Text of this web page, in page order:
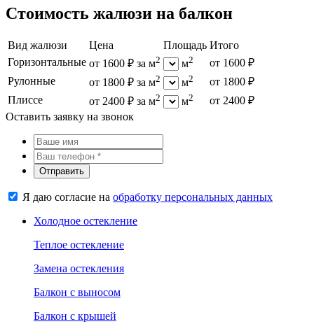
Стоимость жалюзи на балкон
Вид жалюзи Цена Площадь Итого
Горизонтальные от 1600 ₽ за м2 м2
от 1600 ₽
Рулонные
от 1800 ₽ за м2 м2
от 1800 ₽
Плиссе
от 2400 ₽ за м2 м2
от 2400 ₽
Оставить заявку на звонок
Отправить
Я даю согласие на обработку персональных данных
Холодное остекление
Теплое остекление
Замена остекления
Балкон с выносом
Балкон с крышей